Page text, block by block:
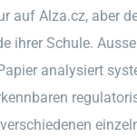
auf Alza.cz, aber
ihrer Schule.
analysiert